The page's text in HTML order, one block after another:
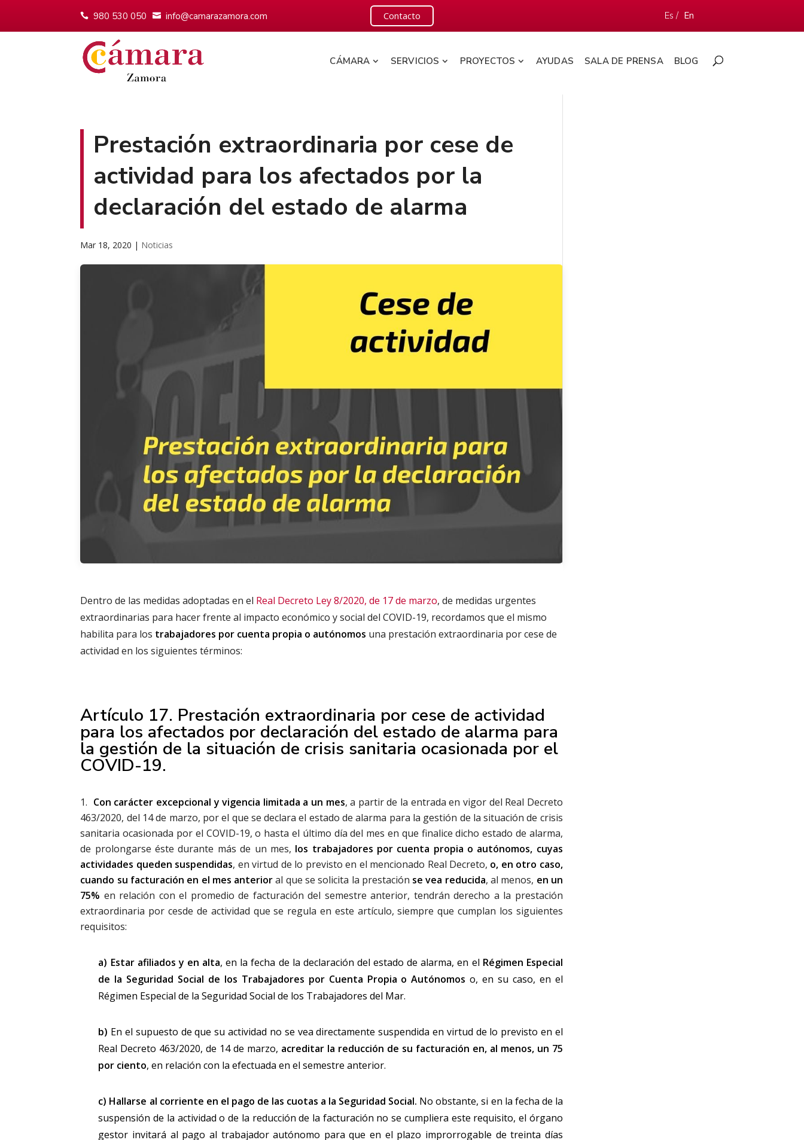
980 530 050 info@camarazamora.com Contacto Es / En
CÁMARA SERVICIOS PROYECTOS AYUDAS SALA DE PRENSA BLOG
Prestación extraordinaria por cese de
actividad para los afectados por la
declaración del estado de alarma
Mar 18, 2020 | Noticias
Dentro de las medidas adoptadas en el Real Decreto Ley 8/2020, de 17 de marzo, de medidas urgentes
extraordinarias para hacer frente al impacto económico y social del COVID-19, recordamos que el mismo
habilita para los trabajadores por cuenta propia o autónomos una prestación extraordinaria por cese de
actividad en los siguientes términos:
Artículo 17. Prestación extraordinaria por cese de actividad
para los afectados por declaración del estado de alarma para
la gestión de la situación de crisis sanitaria ocasionada por el
COVID-19.
Con carácter excepcional y vigencia limitada a un mes, a partir de la entrada en vigor del Real Decreto
463/2020, del 14 de marzo, por el que se declara el estado de alarma para la gestión de la situación de crisis
sanitaria ocasionada por el COVID-19, o hasta el último día del mes en que finalice dicho estado de alarma,
de prolongarse éste durante más de un mes, los trabajadores por cuenta propia o autónomos, cuyas
actividades queden suspendidas, en virtud de lo previsto en el mencionado Real Decreto, o, en otro caso,
cuando su facturación en el mes anterioral que se solicita la prestación se vea reducida, al menos, en un
75% en relación con el promedio de facturación del semestre anterior, tendrán derecho a la prestación
extraordinaria por cesde de actividad que se regula en este artículo, siempre que cumplan los siguientes
requisitos:
a) Estar afiliados y en alta, en la fecha de la declaración del estado de alarma, en el Régimen Especial
de la Seguridad Social de los Trabajadores por Cuenta Propia o Autónomos o, en su caso, en el
Régimen Especial de la Seguridad Social de los Trabajadores del Mar.
b) En el supuesto de que su actividad no se vea directamente suspendida en virtud de lo previsto en el
Real Decreto 463/2020, de 14 de marzo, acreditar la reducción de su facturación en, al menos, un 75
por ciento, en relación con la efectuada en el semestre anterior.
c) Hallarse al corriente en el pago de las cuotas a la Seguridad Social. No obstante, si en la fecha de la
suspensión de la actividad o de la reducción de la facturación no se cumpliera este requisito, el órgano
gestor invitará al pago al trabajador autónomo para que en el plazo improrrogable de treinta días